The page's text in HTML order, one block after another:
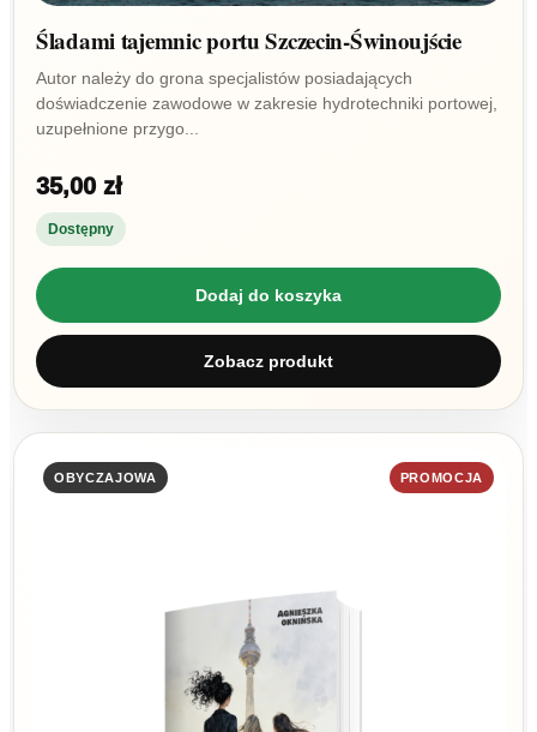
Śladami tajemnic portu Szczecin-Świnoujście
Autor należy do grona specjalistów posiadających
doświadczenie zawodowe w zakresie hydrotechniki portowej,
uzupełnione przygo...
35,00 zł
Dostępny
Dodaj do koszyka
Zobacz produkt
OBYCZAJOWA PROMOCJA